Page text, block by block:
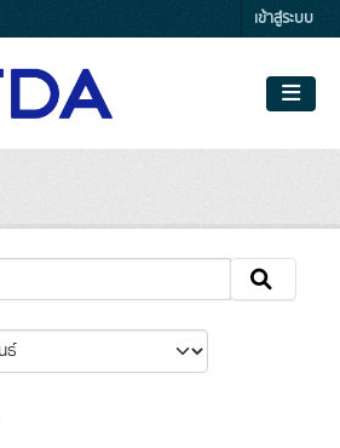
เข้าสู่ระบบ